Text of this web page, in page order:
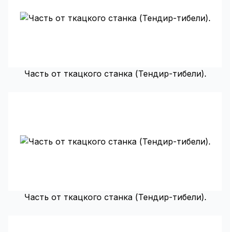
Часть от ткацкого станка (Тендир-тибели).
Часть от ткацкого станка (Тендир-тибели).